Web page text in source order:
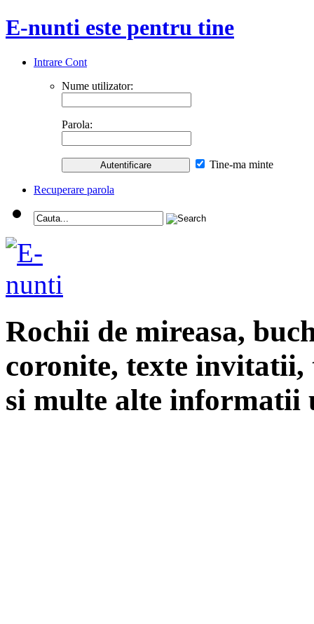
E-nunti este pentru tine
Intrare Cont
Nume utilizator:
Parola:
Tine-ma minte
Recuperare parola
Rochii de mireasa,
coronite, texte
si multe alte informatii